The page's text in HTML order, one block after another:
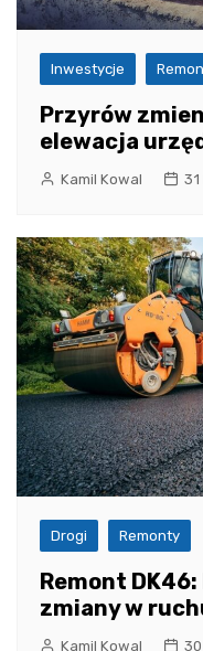
Inwestycje
Przyrów
elewacja
Kamil Kowal
Drogi Remonty
Remont
zmiany w
Kamil Kowal